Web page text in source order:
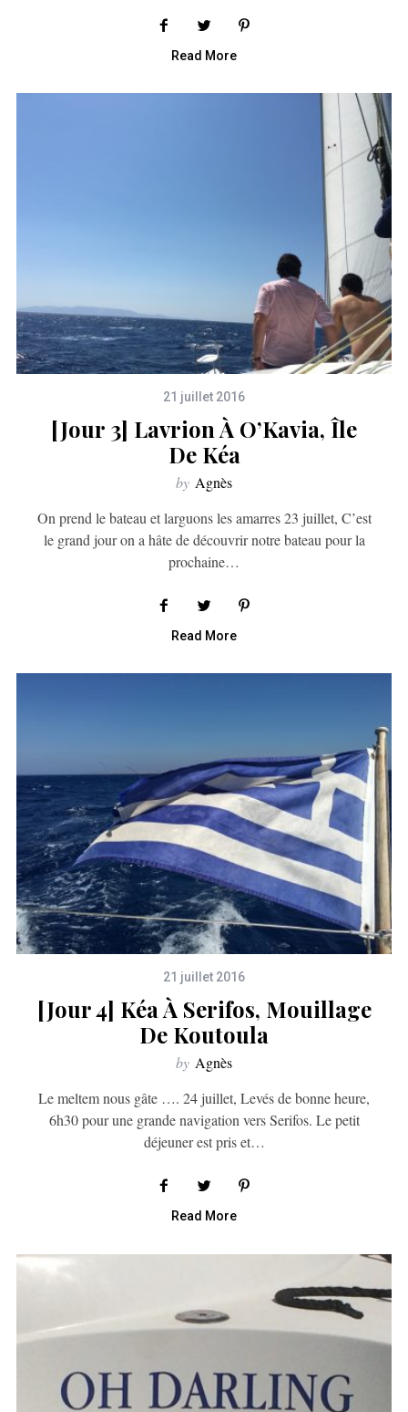
Read More
21 juillet 2016
[jour 3] Lavrion À O’Kavia, Île
De Kéa
by Agnès
On prend le bateau et larguons les amarres 23 juillet, C’est
le grand jour on a hâte de découvrir notre bateau pour la
prochaine…
Read More
21 juillet 2016
[jour 4] Kéa À Serifos, Mouillage
De Koutoula
by Agnès
Le meltem nous gâte …. 24 juillet, Levés de bonne heure,
6h30 pour une grande navigation vers Serifos. Le petit
déjeuner est pris et…
Read More